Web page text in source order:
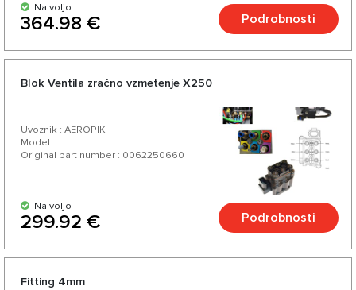
Na voljo
364.98 € Podrobnosti
Blok Ventila zračno vzmetenje X250
Uvoznik : AEROPIK
Model :
Original part number : 0062250660
Na voljo
299.92 € Podrobnosti
Fitting 4mm